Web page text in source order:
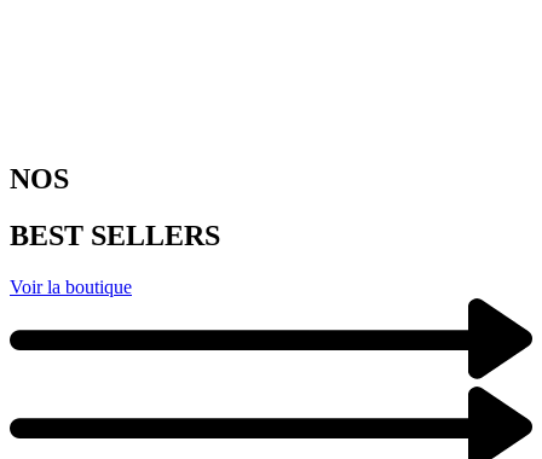
NOS
BEST SELLERS
Voir la boutique